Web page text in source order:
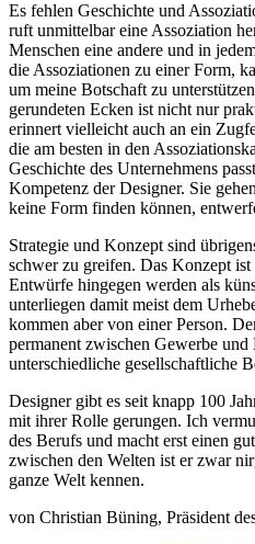
Es fehlen Geschichte und
ruft unmittelbar eine Assoziation
Menschen eine andere und in
die Assoziationen zu einer Form,
um meine Botschaft zu
gerundeten Ecken ist nicht nur
erinnert vielleicht auch an ein
die am besten in den
Geschichte des Unternehmens
Kompetenz der Designer. Sie
keine Form finden können,
Strategie und Konzept sind
schwer zu greifen. Das Konzept
Entwürfe hingegen werden als
unterliegen damit meist dem
kommen aber von einer Person.
permanent zwischen Gewerbe
unterschiedliche gesellschaftliche
Designer gibt es seit knapp 100
mit ihrer Rolle gerungen. Ich
des Berufs und macht erst einen
zwischen den Welten ist er zwar
ganze Welt kennen.
von Christian Büning, Präsident